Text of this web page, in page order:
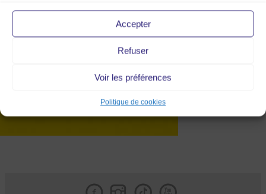
Accepter
Refuser
Voir les préférences
Politique de cookies